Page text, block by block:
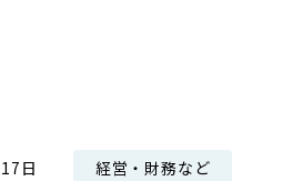
日 経営・財務など